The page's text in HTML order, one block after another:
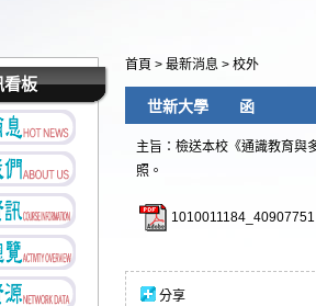
看板
首頁 > 最新消息 > 校外
世新大學 函
主旨：檢送本校《通識教育
照。
分享